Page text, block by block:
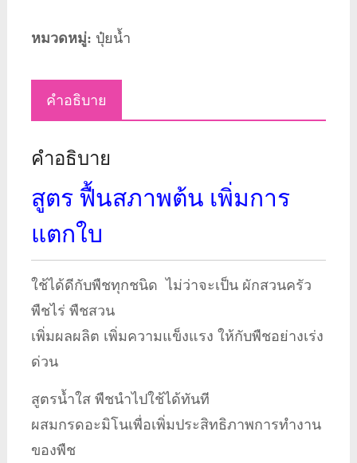
น้ำ
5-
ริ
ชิ้น
หมวดหมู่: ปุ๋ยน้ำ
คำอธิบาย
คำอธิบาย
สูตร ฟื้นสภาพต้น เพิ่มการ
แตกใบ
ใช้ได้ดีกับพืชทุกชนิด ไม่ว่าจะเป็น ผักสวนครัว
พืชไร่ พืชสวน
เพิ่มผลผลิต เพิ่มความแข็งแรง ให้กับพืชอย่างเร่ง
ด่วน
สูตรน้ำใส พืชนำไปใช้ได้ทันที
ผสมกรดอะมิโนเพื่อเพิ่มประสิทธิภาพการทำงาน
ของพืช